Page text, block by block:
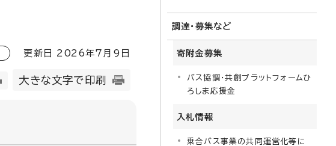
更新日 2026年7月9日
大きな文字で印刷
調達・募集など
寄附金募集
バス協調・共創プラットフォームひ
ろしま応援金
入札情報
乗合バス事業の共同運営化等に